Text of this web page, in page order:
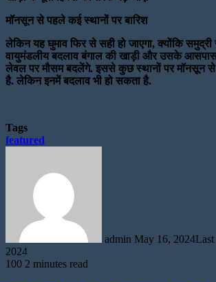
मॉनसून से पहले कई स्थानों पर बारिश
लेकिन यह घुमाव फिर से सही हो जाएगा, क्योंकि
वायुमंडलीय बदलाव बंगाल की खाड़ी और उसके
लेवल पर मौसम बदलेंगे. इससे कुछ स्थानों पर मॉनसून से
है. लेकिन इनमें बदलाव भी हो सकता है.
Tags
featured
admin May 16, 2024
2024
100 2 minutes read